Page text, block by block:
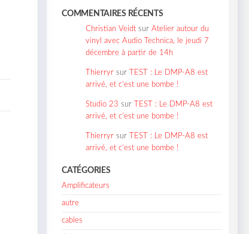
COMMENTAIRES RÉCENTS
Christian Veidt surAtelier autour du
vinyl avec Audio Technica, le jeudi 7
décembre à partir de 14h
Thierryr sur
TEST : Le DMP-A8 est
arrivé, et c’est une bombe !
Studio 23 sur
TEST : Le DMP-A8 est
arrivé, et c’est une bombe !
Thierryr sur
TEST : Le DMP-A8 est
arrivé, et c’est une bombe !
CATÉGORIES
Amplificateurs
autre
cables